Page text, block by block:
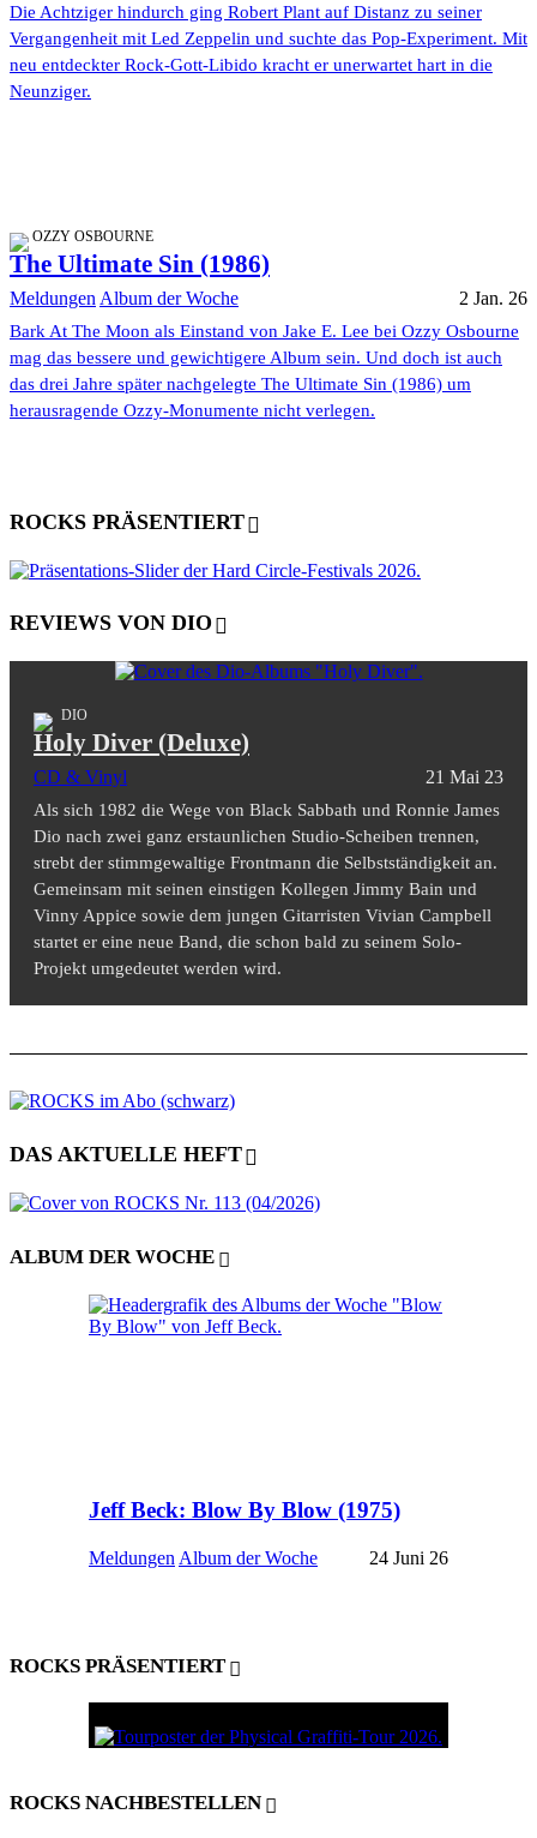
Die Achtziger hindurch ging Robert Plant auf Distanz zu seiner
Vergangenheit mit Led Zeppelin und suchte das Pop-Experiment. Mit
neu entdeckter Rock-Gott-Libido kracht er unerwartet hart in die
Neunziger.
OZZY OSBOURNE
The Ultimate Sin (1986)
Meldungen Album der Woche 2 Jan. 26
Bark At The Moon als Einstand von Jake E. Lee bei Ozzy Osbourne
mag das bessere und gewichtigere Album sein. Und doch ist auch
das drei Jahre später nachgelegte The Ultimate Sin (1986) um
herausragende Ozzy-Monumente nicht verlegen.
ROCKS PRÄSENTIERT
REVIEWS VON DIO
DIO
Holy Diver (Deluxe)
CD & Vinyl 21 Mai 23
Als sich 1982 die Wege von Black Sabbath und Ronnie James
Dio nach zwei ganz erstaunlichen Studio-Scheiben trennen,
strebt der stimmgewaltige Frontmann die Selbstständigkeit an.
Gemeinsam mit seinen einstigen Kollegen Jimmy Bain und
Vinny Appice sowie dem jungen Gitarristen Vivian Campbell
startet er eine neue Band, die schon bald zu seinem Solo-
Projekt umgedeutet werden wird.
DAS AKTUELLE HEFT
ALBUM DER WOCHE
Jeff Beck: Blow By Blow (1975)
Meldungen Album der Woche 24 Juni 26
ROCKS PRÄSENTIERT
ROCKS NACHBESTELLEN